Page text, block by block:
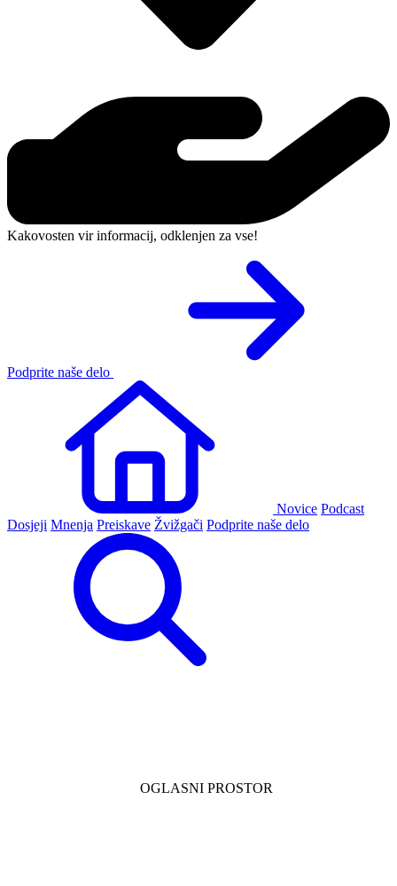
Kakovosten vir informacij, odklenjen za vse!
Podprite naše delo
Novice Podcast
Dosjeji Mnenja Preiskave Žvižgači Podprite naše delo